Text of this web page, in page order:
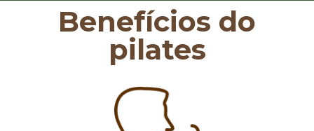
Benefícios do
pilates